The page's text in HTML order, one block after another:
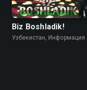
Biz Boshladik!
Узбекистан, Информация